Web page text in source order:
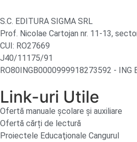
S.C. EDITURA SIGMA SRL
Prof. Nicolae Cartojan nr. 11-13,
CUI: RO27669
J40/11175/91
RO80INGB0000999918273592 - ING
Link-uri Utile
Ofertă manuale şcolare şi auxiliare
Ofertă cărți de lectură
Proiectele Educaţionale Cangurul